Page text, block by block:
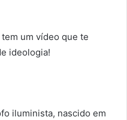
um vídeo que te
ideologia!
iluminista, nascido em